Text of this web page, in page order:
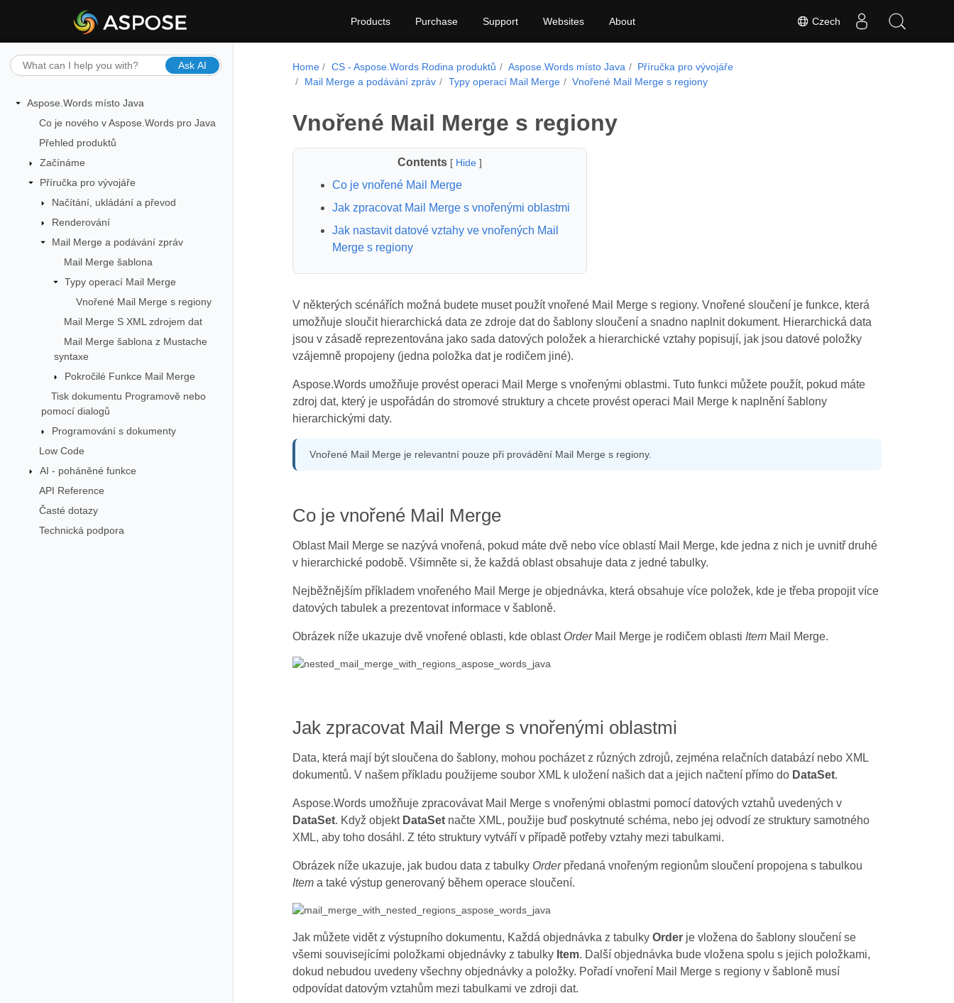
Czech
Products Purchase Support Websites About
Ask AI
Aspose.Words místo Java
Co je nového v Aspose.Words pro Java
Přehled produktů
Začínáme
Příručka pro vývojáře
Načítání, ukládání a převod
Renderování
Mail Merge a podávání zpráv
Mail Merge šablona
Typy operací Mail Merge
Vnořené Mail Merge s regiony
Mail Merge S XML zdrojem dat
Mail Merge šablona z Mustache
syntaxe
Pokročilé Funkce Mail Merge
Tisk dokumentu Programově nebo
pomocí dialogů
Programování s dokumenty
Low Code
AI - poháněné funkce
API Reference
Časté dotazy
Technická podpora
Home CS - Aspose.Words Rodina produktů Aspose.Words místo Java
Příručka pro vývojáře
Mail Merge a podávání zpráv
Typy operací Mail Merge Vnořené Mail Merge s regiony
Vnořené Mail Merge s regiony
Contents[ Hide ]
Co je vnořené Mail Merge
Jak zpracovat Mail Merge s vnořenými oblastmi
Jak nastavit datové vztahy ve vnořených Mail
Merge s regiony
V některých scénářích možná budete muset použít vnořené Mail Merge s regiony. Vnořené sloučení je funkce, která
umožňuje sloučit hierarchická data ze zdroje dat do šablony sloučení a snadno naplnit dokument. Hierarchická data
jsou v zásadě reprezentována jako sada datových položek a hierarchické vztahy popisují, jak jsou datové položky
vzájemně propojeny (jedna položka dat je rodičem jiné).
Aspose.Words umožňuje provést operaci Mail Merge s vnořenými oblastmi. Tuto funkci můžete použít, pokud máte
zdroj dat, který je uspořádán do stromové struktury a chcete provést operaci Mail Merge k naplnění šablony
hierarchickými daty.
Vnořené Mail Merge je relevantní pouze při provádění Mail Merge s regiony.
Co je vnořené Mail Merge
Oblast Mail Merge se nazývá vnořená, pokud máte dvě nebo více oblastí Mail Merge, kde jedna z nich je uvnitř druhé
v hierarchické podobě. Všimněte si, že každá oblast obsahuje data z jedné tabulky.
Nejběžnějším příkladem vnořeného Mail Merge je objednávka, která obsahuje více položek, kde je třeba propojit více
datových tabulek a prezentovat informace v šabloně.
Obrázek níže ukazuje dvě vnořené oblasti, kde oblast OrderMail Merge je rodičem oblasti ItemMail Merge.
Jak zpracovat Mail Merge s vnořenými oblastmi
Data, která mají být sloučena do šablony, mohou pocházet z různých zdrojů, zejména relačních databází nebo XML
dokumentů. V našem příkladu použijeme soubor XML k uložení našich dat a jejich načtení přímo do DataSet.
Aspose.Words umožňuje zpracovávat Mail Merge s vnořenými oblastmi pomocí datových vztahů uvedených v
DataSet. Když objekt DataSetnačte XML, použije buď poskytnuté schéma, nebo jej odvodí ze struktury samotného
XML, aby toho dosáhl. Z této struktury vytváří v případě potřeby vztahy mezi tabulkami.
Obrázek níže ukazuje, jak budou data z tabulky Orderpředaná vnořeným regionům sloučení propojena s tabulkou
Itema také výstup generovaný během operace sloučení.
Jak můžete vidět z výstupního dokumentu, Každá objednávka z tabulky Orderje vložena do šablony sloučení se
všemi souvisejícími položkami objednávky z tabulky Item. Další objednávka bude vložena spolu s jejich položkami,
dokud nebudou uvedeny všechny objednávky a položky. Pořadí vnoření Mail Merge s regiony v šabloně musí
odpovídat datovým vztahům mezi tabulkami ve zdroji dat.